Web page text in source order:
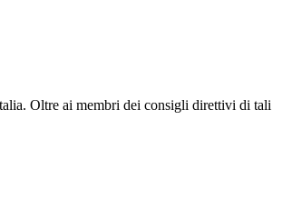
Oltre ai membri dei consigli direttivi di tali